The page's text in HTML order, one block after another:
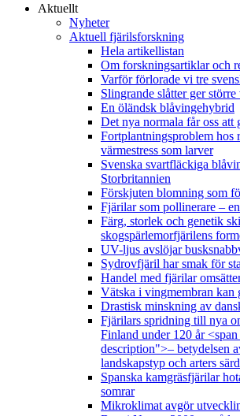
Aktuellt
Nyheter
Aktuell fjärilsforskning
Hela artikellistan
Om forskningsartiklar och
Varför förlorade vi tre
Slingrande slåtter ger
En öländsk blåvingehybrid
Det nya normala får oss att
Fortplantningsproblem hos
värmestress som larver
Svenska svartfläckiga
Storbritannien
Förskjuten blomning som
Fjärilar som pollinerare –
Färg, storlek och genetik
skogspärlemorfjärilens
UV-ljus avslöjar
Sydrovfjäril har smak för
Handel med fjärilar
Vätska i vingmembran kan
Drastisk minskning av
Fjärilars spridning till nya
Finland under 120 år
description">– betydelsen
landskapstyp och arters
Spanska kamgräsfjärilar
somrar
Mikroklimat avgör